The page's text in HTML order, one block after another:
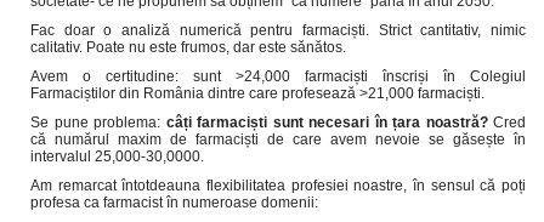
Fac doar o analiză numerică pentru farmaciști. Strict cantitativ, nimic
calitativ. Poate nu este frumos, dar este sănătos.
Avem o certitudine: sunt >24,000 farmaciști înscriși în Colegiul
Farmaciștilor din România dintre care profesează >21,000 farmaciști.
Se pune problema: câți farmaciști sunt necesari în țara noastră?Cred
că numărul maxim de farmaciști de care avem nevoie se găsește în
intervalul 25,000-30,0000.
Am remarcat întotdeauna flexibilitatea profesiei noastre, în sensul că poți
profesa ca farmacist în numeroase domenii: